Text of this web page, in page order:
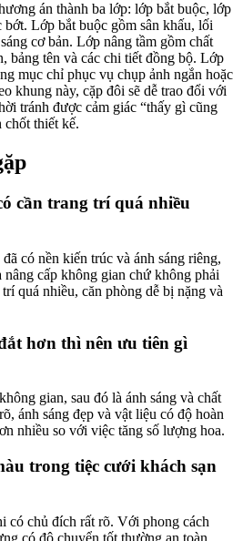
án thành ba lớp: lớp bắt buộc, lớp
Lớp bắt buộc gồm sân khấu, lối
cơ bản. Lớp nâng tầm gồm chất
bảng tên và các chi tiết đồng bộ. Lớp
mục chỉ phục vụ chụp ảnh ngắn hoặc
khung này, cặp đôi sẽ dễ trao đổi với
tránh được cảm giác “thấy gì cũng
chốt thiết kế.
cần trang trí quá nhiều
có nền kiến trúc và ánh sáng riêng,
nâng cấp không gian chứ không phải
quá nhiều, căn phòng dễ bị nặng và
hơn thì nên ưu tiên gì
gian, sau đó là ánh sáng và chất
ánh sáng đẹp và vật liệu có độ hoàn
nhiều so với việc tăng số lượng hoa.
trong tiệc cưới khách sạn
có chủ đích rất rõ. Với phong cách
có độ chuyển tốt thường an toàn